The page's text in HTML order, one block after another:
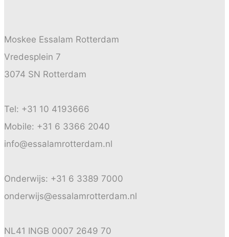
Moskee Essalam Rotterdam
Vredesplein 7
3074 SN Rotterdam
Tel: +31 10 4193666
Mobile: +31 6 3366 2040
info@essalamrotterdam.nl
Onderwijs: +31 6 3389 7000
onderwijs@essalamrotterdam.nl
NL41 INGB 0007 2649 70